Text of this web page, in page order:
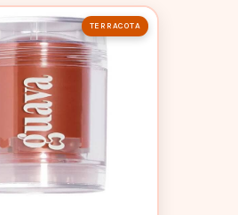
TERRACOTA